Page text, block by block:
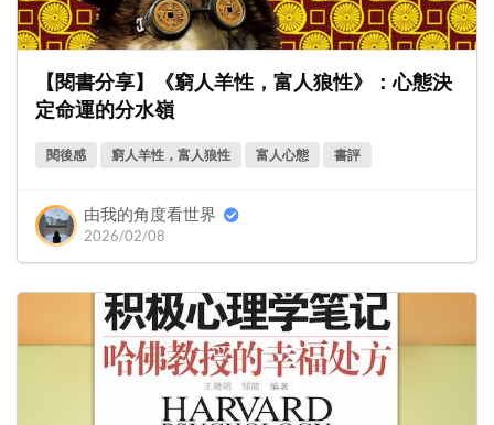
【閱書分享】《窮人羊性，富人狼性》：心態決
定命運的分水嶺
閱後感 窮人羊性，富人狼性 富人心態 書評
由我的角度看世界
2026/02/08